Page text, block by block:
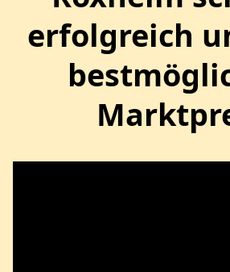
erfolgreich